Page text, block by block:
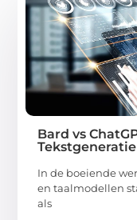
Bard vs
Tekstgeneratie
In de boeiende
en taalmodellen
als